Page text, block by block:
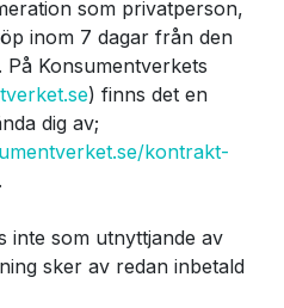
som privatperson,
inom 7 dagar från den
På Konsumentverkets
) finns det en
dig av;
kontrakt-
.
inte som utnyttjande av
sker av redan inbetald